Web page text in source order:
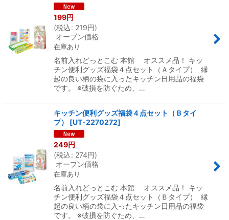
199円
(税込: 219円)
オープン価格
在庫あり
名前入れどっとこむ 本館 オススメ品！ キッ
チン便利グッズ福袋４点セット（Ａタイプ） 縁
起の良い柄の袋に入ったキッチン日用品の福袋
です。 ※破損を防ぐため、…
キッチン便利グッズ福袋４点セット（Ｂタイ
プ）
[UT-2270272]
249円
(税込: 274円)
オープン価格
在庫あり
名前入れどっとこむ 本館 オススメ品！ キッ
チン便利グッズ福袋４点セット（Ｂタイプ） 縁
起の良い柄の袋に入ったキッチン日用品の福袋
です。 ※破損を防ぐため、…